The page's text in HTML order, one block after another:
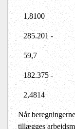
1,8100
285.201 -
59,7
182.375 -
2,4814
Når
tillægges